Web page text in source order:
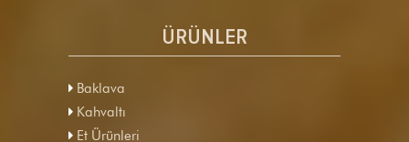
ÜRÜNLER
Baklava
Kahvaltı
Et Ürünleri